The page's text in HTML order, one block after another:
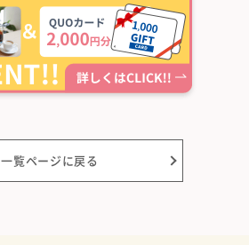
一覧ページに戻る